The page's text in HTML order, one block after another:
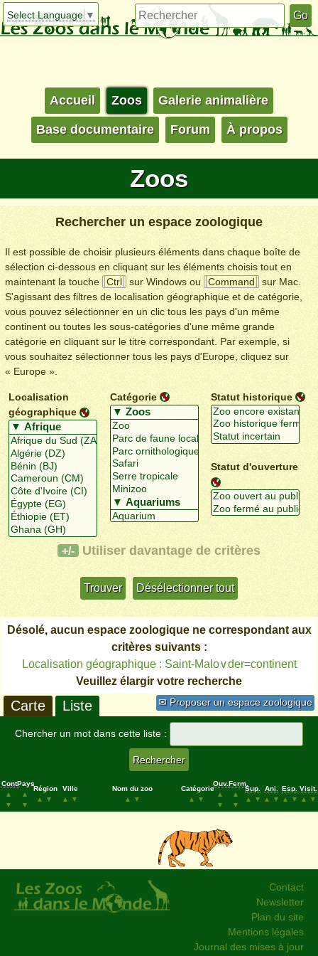
Select Language ▼
Accueil Zoos Galerie animalière
Base documentaire Forum À propos
Zoos
Rechercher un espace zoologique
Il est possible de choisir plusieurs éléments dans chaque boîte de
sélection ci-dessous en cliquant sur les éléments choisis tout en
maintenant la touche
Ctrl sur Windows ou Command
sur Mac.
S'agissant des filtres de localisation géographique et de catégorie,
vous pouvez sélectionner en un clic tous les pays d'un même
continent ou toutes les sous-catégories d'une même grande
catégorie en cliquant sur le titre correspondant. Par exemple, si
vous souhaitez sélectionner tous les pays d'Europe, cliquez sur
« Europe ».
Localisation
géographique
Catégorie Statut historique
Statut d'ouverture
+/- Utiliser davantage de critères
Désolé, aucun espace zoologique ne correspondant aux
critères suivants :
Localisation géographique : Saint-Malo∨der=continent
Veuillez élargir votre recherche
✉ Proposer un espace zoologique
Carte Liste
Chercher un mot dans cette liste :
Cont.
▲
▼
Pays
▲
▼
Région
▲
▼
Ville
▲
▼
Nom du zoo
▲
▼
Catégorie
▲
▼
Ouv.
▲
▼
Ferm.
▲
▼
Sup.
▲
▼
Ani.
▲
▼
Esp.
▲
▼
Visit.
▲
▼
Contact
Newsletter
Plan du site
Mentions légales
Journal des mises à jour